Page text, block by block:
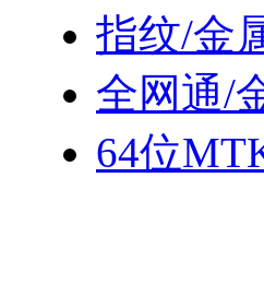
指纹/金
全网通/
64位